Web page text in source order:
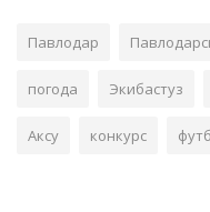
Павлодар
погода Экибастуз
Аксу конкурс